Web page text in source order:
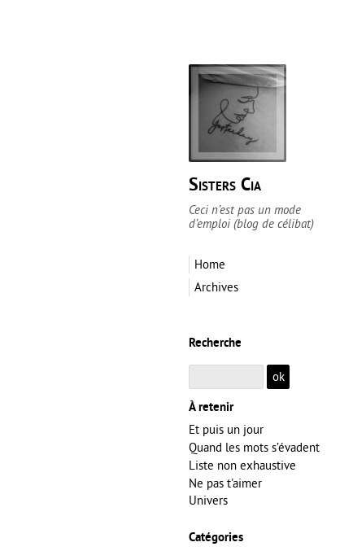
Sisters Cia
Ceci n’est pas un mode
d’emploi (blog de célibat)
Home
Archives
Recherche
À retenir
Et puis un jour
Quand les mots s’évadent
Liste non exhaustive
Ne pas t'aimer
Univers
Catégories